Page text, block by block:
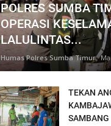
POLRES SUMBA
OPERASI
LALULINTAS...
Humas Polres Sumba Timur
TEKAN
SAMBANG